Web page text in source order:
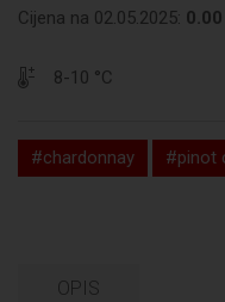
Cijena na 02.05.2025:
8-10 °C
#chardonnay #pinot
OPIS